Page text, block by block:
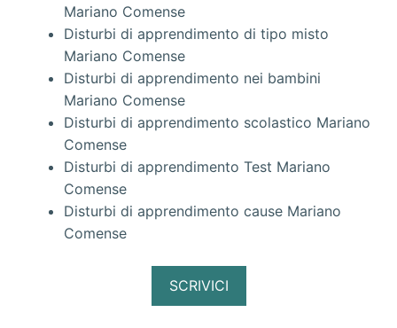
Mariano Comense
Disturbi di apprendimento di tipo misto
Mariano Comense
Disturbi di apprendimento nei bambini
Mariano Comense
Disturbi di apprendimento scolastico Mariano
Comense
Disturbi di apprendimento Test Mariano
Comense
Disturbi di apprendimento cause Mariano
Comense
SCRIVICI